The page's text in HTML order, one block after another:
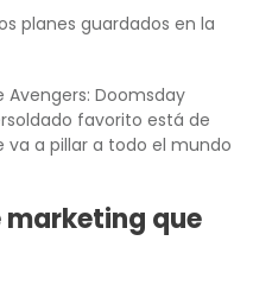
planes guardados en la
Doomsday
favorito está de
a pillar a todo el mundo
marketing que